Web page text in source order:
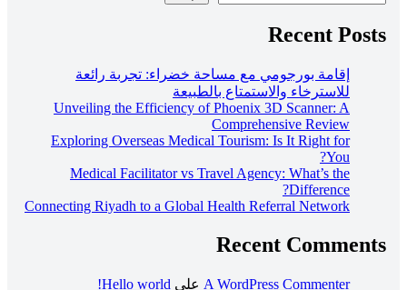
Recent Posts
إقامة بورجومي مع مساحة خضراء: تجربة رائعة
للاسترخاء والاستمتاع بالطبيعة
Unveiling the Efficiency of Phoenix 3D Scanner: A
Comprehensive Review
Exploring Overseas Medical Tourism: Is It Right for
You?
Medical Facilitator vs Travel Agency: What’s the
Difference?
Connecting Riyadh to a Global Health Referral Network
Recent Comments
A WordPress Commenter على Hello world!